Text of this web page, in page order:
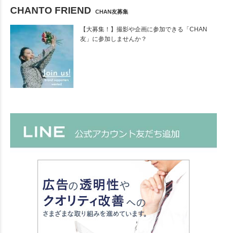
CHANTO FRIEND CHAN友募集
【大募集！】撮影や企画に参加できる「CHAN
友」に参加しませんか？